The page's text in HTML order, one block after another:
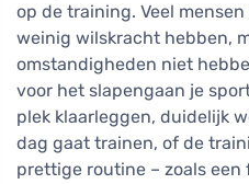
op de training. Veel
weinig wilskracht hebben,
omstandigheden niet
voor het slapengaan je
plek klaarleggen, duidelijk
dag gaat trainen, of de
prettige routine – zoals